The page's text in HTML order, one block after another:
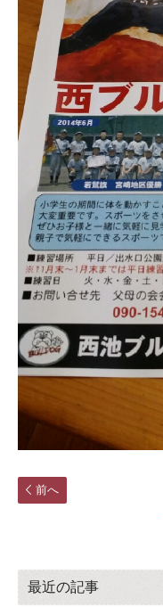
前へ
最近の記事